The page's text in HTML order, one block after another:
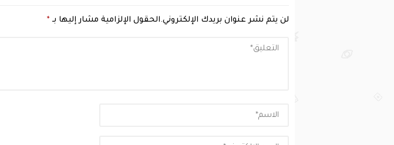
لن يتم نشر عنوان بريدك الإلكتروني.الحقول الإلزامية مشار إليها بـ *